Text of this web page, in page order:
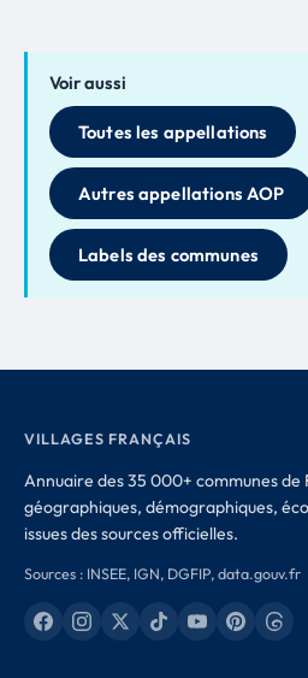
Voir aussi
Toutes les appellations
Autres appellations AOP
Labels des communes
VILLAGES FRANÇAIS
Annuaire des 35 000+ communes de
géographiques, démographiques,
issues des sources officielles.
Sources : INSEE, IGN, DGFIP, data.gouv.fr